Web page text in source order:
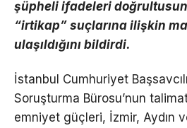
şüpheli ifadeleri
“irtikap” suçlarına ilişkin
ulaşıldığını bildirdi.
İstanbul Cumhuriyet
Soruşturma Bürosu’nun
emniyet güçleri, İzmir, Aydın